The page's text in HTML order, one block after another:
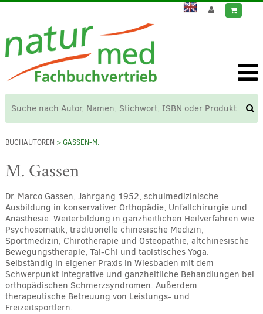
BUCHAUTOREN > GASSEN-M.
M. Gassen
Dr. Marco Gassen, Jahrgang 1952, schulmedizinische
Ausbildung in konservativer Orthopädie, Unfallchirurgie und
Anästhesie. Weiterbildung in ganzheitlichen Heilverfahren wie
Psychosomatik, traditionelle chinesische Medizin,
Sportmedizin, Chirotherapie und Osteopathie, altchinesische
Bewegungstherapie, Tai-Chi und taoistisches Yoga.
Selbständig in eigener Praxis in Wiesbaden mit dem
Schwerpunkt integrative und ganzheitliche Behandlungen bei
orthopädischen Schmerzsyndromen. Außerdem
therapeutische Betreuung von Leistungs- und
Freizeitsportlern.